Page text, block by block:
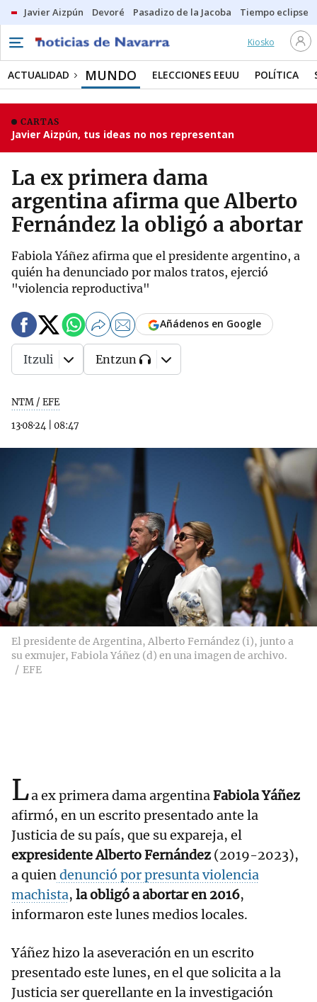
Javier Aizpún Devoré Pasadizo de la Jacoba Tiempo eclipse
Kiosko
ACTUALIDAD MUNDO ELECCIONES EEUU POLÍTICA
CARTAS
Javier Aizpún, tus ideas no nos representan
La ex primera dama
argentina afirma que Alberto
Fernández la obligó a abortar
Fabiola Yáñez afirma que el presidente argentino, a
quién ha denunciado por malos tratos, ejerció
"violencia reproductiva"
NTM / EFE
13·08·24
08:47
Añádenos en Google
Itzuli Entzun
El presidente de Argentina, Alberto Fernández (i), junto a
su exmujer, Fabiola Yáñez (d) en una imagen de archivo.
EFE
La ex primera dama argentinaFabiola Yáñez
afirmó, en un escrito presentado ante la
Justicia de su país, que su expareja, el
expresidente Alberto Fernández (2019-2023),
a quiendenunció por presunta violencia
machista, la obligó a abortar en 2016,
informaron este lunes medios locales.
Yáñez hizo la aseveración en un escrito
presentado este lunes, en el que solicita a la
Justicia ser querellante en la investigación